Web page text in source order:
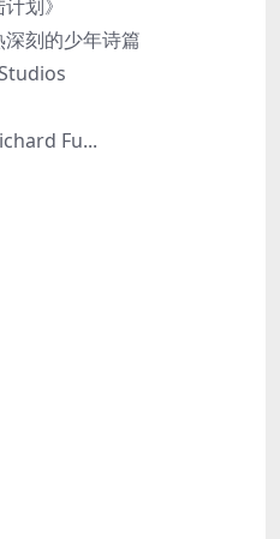
划》
刻的少年诗篇
Fu...